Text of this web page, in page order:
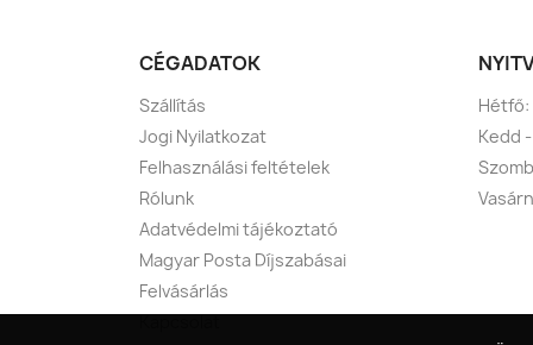
CÉGADATOK
Szállítás
Jogi Nyilatkozat
Felhasználási feltételek
Rólunk
Adatvédelmi tájékoztató
Magyar Posta Díjszabásai
Felvásárlás
Kapcsolat
Hétfő:
Kedd